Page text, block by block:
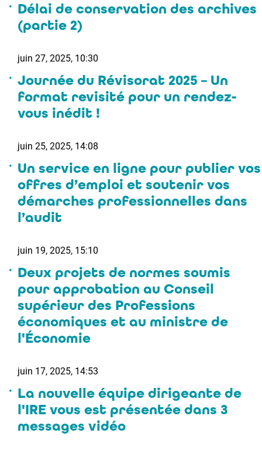
Délai de conservation des archives
(partie 2)
juin 27, 2025, 10:30
Journée du Révisorat 2025 – Un
format revisité pour un rendez-
vous inédit !
juin 25, 2025, 14:08
Un service en ligne pour publier vos
offres d’emploi et soutenir vos
démarches professionnelles dans
l’audit
juin 19, 2025, 15:10
Deux projets de normes soumis
pour approbation au Conseil
supérieur des Professions
économiques et au ministre de
l'Économie
juin 17, 2025, 14:53
La nouvelle équipe dirigeante de
l'IRE vous est présentée dans 3
messages vidéo